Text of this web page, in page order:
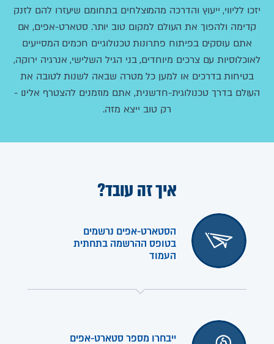
יזכו לליווי, ייעוץ והדרכה מהמוצלחים בתחומם שיעזרו להם לזנק
קדימה ולהפוך את העולם למקום טוב יותר. סטארט-אפים, אם
אתם עוסקים בפיתוח פתרונות טכנולוגיים חכמים המסייעים
לאוכלוסיות עם צרכים מיוחדים, בני הגיל השלישי, אנרגיה ירוקה,
בטיחות בדרכים או למען כל מטרה שבאה לשנות לטובה את
העולם בדרך טכנולוגית-חדשנית, אתם מוזמנים להצטרף אלינו -
רק טוב ייצא מזה.
איך זה עובד?
הסטארט-אפים נרשמים
בטופס ההרשמה בתחתית
העמוד
ייבחרו מספר סטארט-אפים